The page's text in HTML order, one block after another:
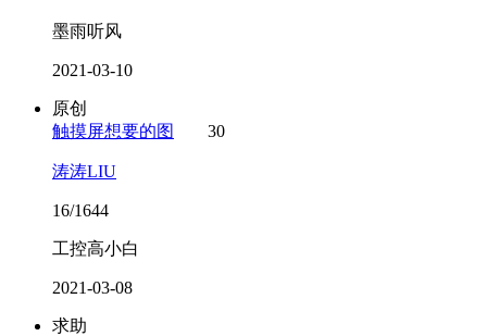
墨雨听风
2021-03-10
原创
触摸屏想要的图
30
涛涛LIU
16/1644
工控高小白
2021-03-08
求助